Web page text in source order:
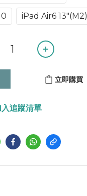
iPad Air6 13″(M2)
立即購買
入追蹤清單